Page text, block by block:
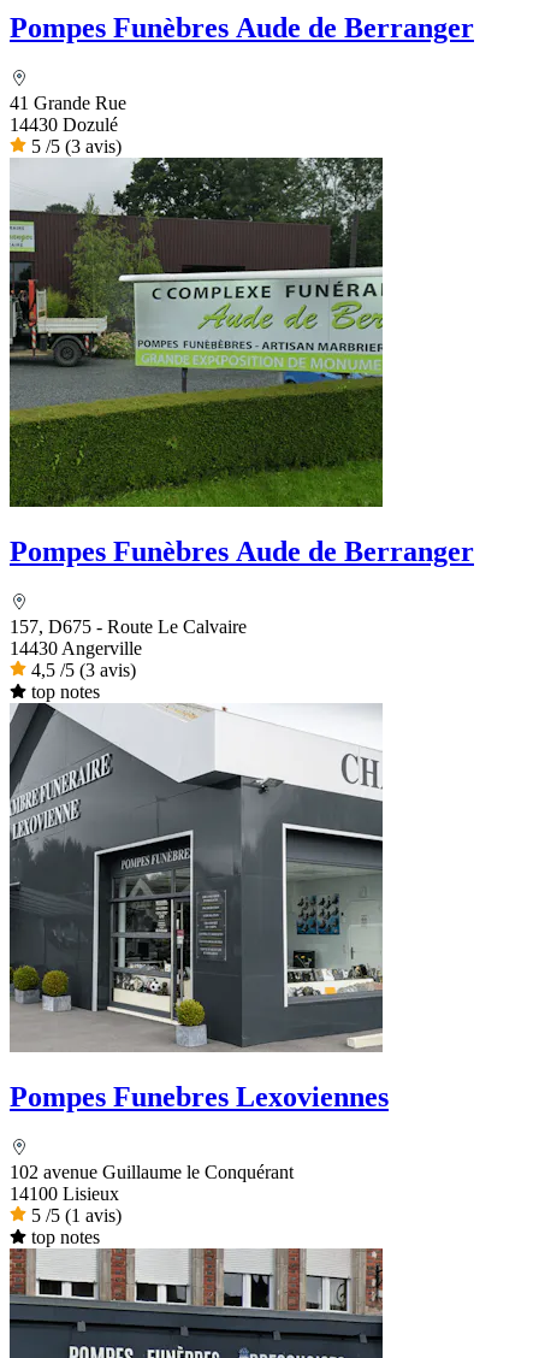
Pompes Funèbres Aude de Berranger
41 Grande Rue
14430 Dozulé
5 /5 (3 avis)
Pompes Funèbres Aude de Berranger
157, D675 - Route Le Calvaire
14430 Angerville
4,5 /5 (3 avis)
top notes
Pompes Funebres Lexoviennes
102 avenue Guillaume le Conquérant
14100 Lisieux
5 /5 (1 avis)
top notes